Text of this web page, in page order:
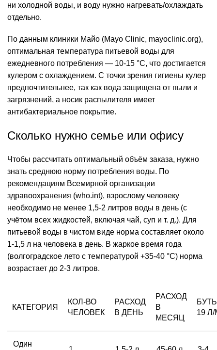
ни холодной воды, и воду нужно нагревать/охлаждать
отдельно.
По данным клиники Майо (Mayo Clinic, mayoclinic.org),
оптимальная температура питьевой воды для
ежедневного потребления — 10-15 °C, что достигается
кулером с охлаждением. С точки зрения гигиены кулер
предпочтительнее, так как вода защищена от пыли и
загрязнений, а носик распылителя имеет
антибактериальное покрытие.
Сколько нужно семье или офису
Чтобы рассчитать оптимальный объём заказа, нужно
знать среднюю норму потребления воды. По
рекомендациям Всемирной организации
здравоохранения (who.int), взрослому человеку
необходимо не менее 1,5-2 литров воды в день (с
учётом всех жидкостей, включая чай, суп и т. д.). Для
питьевой воды в чистом виде норма составляет около
1-1,5 л на человека в день. В жаркое время года
(волгоградское лето с температурой +35-40 °C) норма
возрастает до 2-3 литров.
КАТЕГОРИЯ
КОЛ-ВО
ЧЕЛОВЕК
РАСХОД
В ДЕНЬ
РАСХОД
В
МЕСЯЦ
19
Один